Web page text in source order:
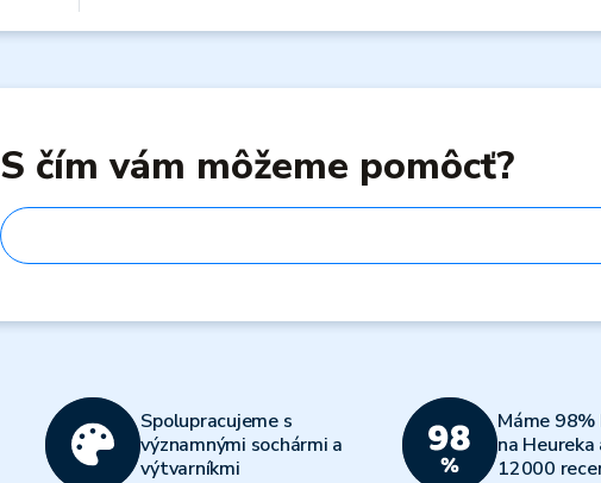
S čím vám môžeme pomôcť?
Spolupracujeme s
významnými sochármi a
výtvarníkmi
Máme
na Heureka
12000